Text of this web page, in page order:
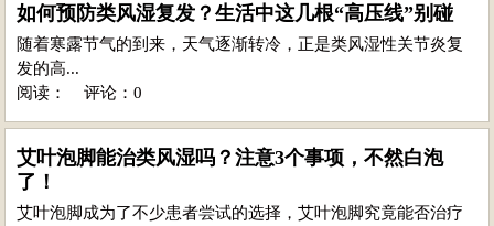
如何预防类风湿复发？生活中这几根“高压线”别碰
随着寒露节气的到来，天气逐渐转冷，正是类风湿性关节炎复
发的高...
阅读：
评论：0
艾叶泡脚能治类风湿吗？注意3个事项，不然白泡
了！
艾叶泡脚成为了不少患者尝试的选择，艾叶泡脚究竟能否治疗